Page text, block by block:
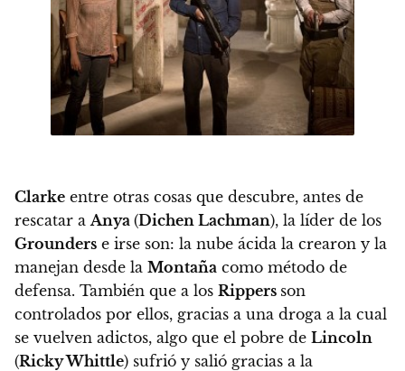
Clarke entre otras cosas que descubre, antes de
rescatar a Anya (Dichen Lachman), la líder de los
Grounders e irse son: la nube ácida la crearon y la
manejan desde la Montaña como método de
defensa. También que a los Rippers son
controlados por ellos, gracias a una droga a la cual
se vuelven adictos, algo que el pobre de Lincoln
(Ricky Whittle) sufrió y salió gracias a la